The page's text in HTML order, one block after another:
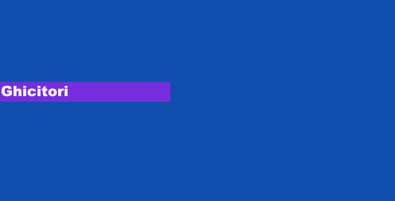
Ghicitori